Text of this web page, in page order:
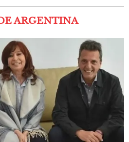
ARGENTINA